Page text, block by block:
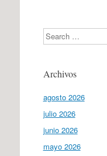
Search
Archivos
agosto 2026
julio 2026
junio 2026
mayo 2026